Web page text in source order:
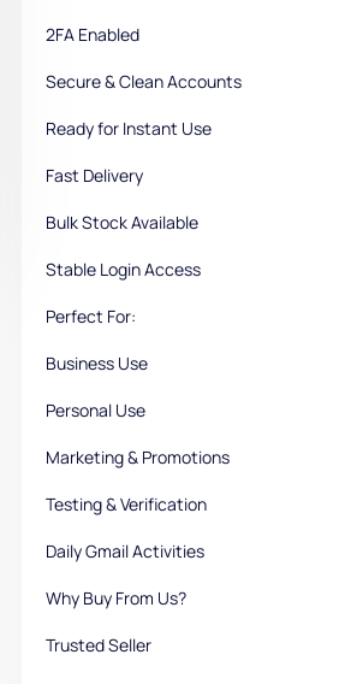
2FA Enabled
Secure & Clean Accounts
Ready for Instant Use
Fast Delivery
Bulk Stock Available
Stable Login Access
Perfect For:
Business Use
Personal Use
Marketing & Promotions
Testing & Verification
Daily Gmail Activities
Why Buy From Us?
Trusted Seller